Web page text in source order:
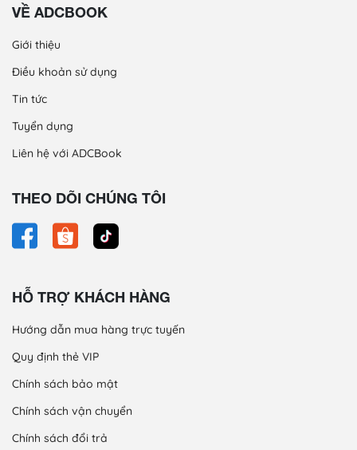
VỀ ADCBOOK
Giới thiệu
Điều khoản sử dụng
Tin tức
Tuyển dụng
Liên hệ với ADCBook
THEO DÕI CHÚNG TÔI
HỖ TRỢ KHÁCH HÀNG
Hướng dẫn mua hàng trực tuyến
Quy định thẻ VIP
Chính sách bảo mật
Chính sách vận chuyển
Chính sách đổi trả